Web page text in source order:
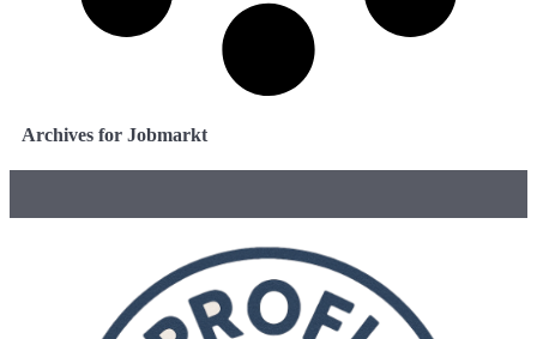
Archives for Jobmarkt